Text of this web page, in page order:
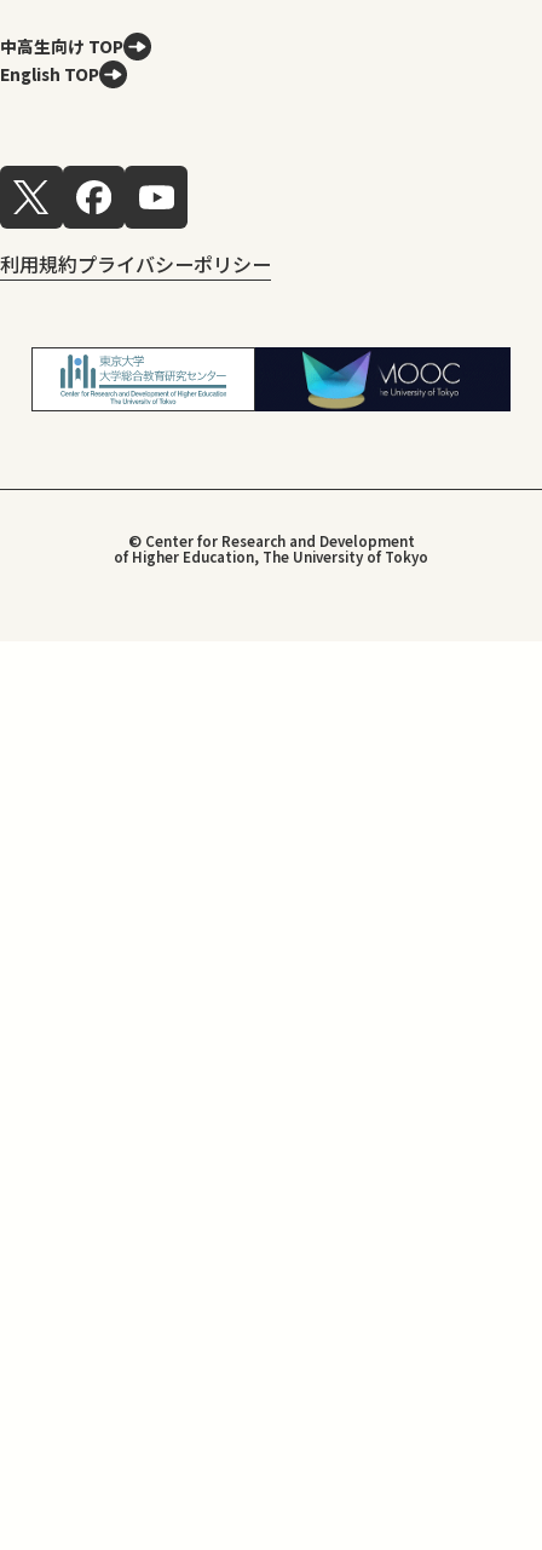
中高生向け TOP
English TOP
利用規約プライバシーポリシー
© Center for Research and Development
of Higher Education, The University of Tokyo